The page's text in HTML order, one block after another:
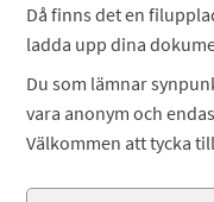
Då finns det en
ladda upp dina
Du som lämnar
vara anonym och
Välkommen att tycka